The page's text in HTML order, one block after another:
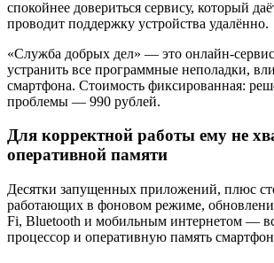
спокойнее довериться сервису, который
проводит поддержку устройства удалённо.
«Служба добрых дел» — это онлайн-
устранить все программные неполадки,
смартфона. Стоимость фиксированная:
проблемы — 990 рублей.
Для корректной работы ему не
оперативной памяти
Десятки запущенных приложений, плюс
работающих в фоновом режиме,
Fi, Bluetooth и мобильным интернетом —
процессор и оперативную память